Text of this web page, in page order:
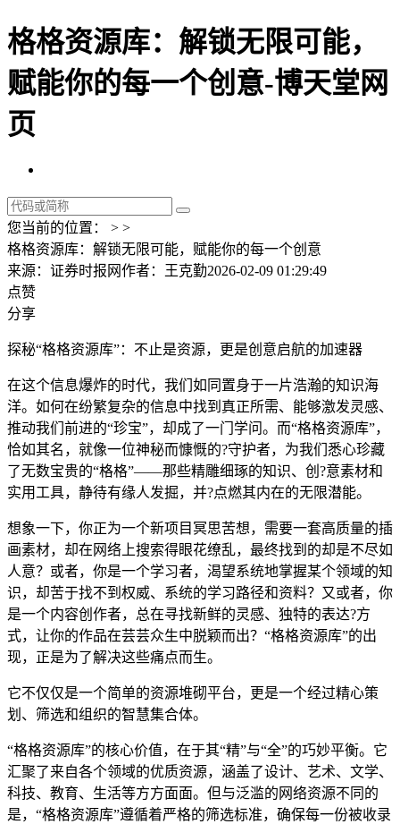
格格资源库：解锁无限可能，
赋能你的每一个创意-博天堂网
页
您当前的位置： > >
格格资源库：解锁无限可能，赋能你的每一个创意
来源：证券时报网作者：王克勤2026-02-09 01:29:49
点赞
分享
探秘“格格资源库”：不止是资源，更是创意启航的加速器
在这个信息爆炸的时代，我们如同置身于一片浩瀚的知识海
洋。如何在纷繁复杂的信息中找到真正所需、能够激发灵感、
推动我们前进的“珍宝”，却成了一门学问。而“格格资源库”，
恰如其名，就像一位神秘而慷慨的?守护者，为我们悉心珍藏
了无数宝贵的“格格”——那些精雕细琢的知识、创?意素材和
实用工具，静待有缘人发掘，并?点燃其内在的无限潜能。
想象一下，你正为一个新项目冥思苦想，需要一套高质量的插
画素材，却在网络上搜索得眼花缭乱，最终找到的却是不尽如
人意？或者，你是一个学习者，渴望系统地掌握某个领域的知
识，却苦于找不到权威、系统的学习路径和资料？又或者，你
是一个内容创作者，总在寻找新鲜的灵感、独特的表达?方
式，让你的作品在芸芸众生中脱颖而出？“格格资源库”的出
现，正是为了解决这些痛点而生。
它不仅仅是一个简单的资源堆砌平台，更是一个经过精心策
划、筛选和组织的智慧集合体。
“格格资源库”的核心价值，在于其“精”与“全”的巧妙平衡。它
汇聚了来自各个领域的优质资源，涵盖了设计、艺术、文学、
科技、教育、生活等方方面面。但与泛滥的网络资源不同的
是，“格格资源库”遵循着严格的筛选标准，确保每一份被收录